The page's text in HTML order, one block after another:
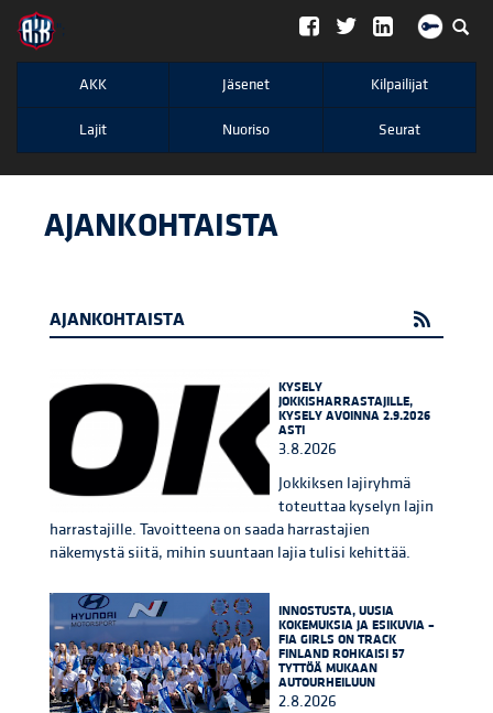
";
AKK Jäsenet Kilpailijat
Lajit Nuoriso Seurat
AJANKOHTAISTA
AJANKOHTAISTA
KYSELY
JOKKISHARRASTAJILLE,
KYSELY AVOINNA 2.9.2026
ASTI
3.8.2026
Jokkiksen lajiryhmä
toteuttaa kyselyn lajin
harrastajille. Tavoitteena on saada harrastajien
näkemystä siitä, mihin suuntaan lajia tulisi kehittää.
INNOSTUSTA, UUSIA
KOKEMUKSIA JA ESIKUVIA –
FIA GIRLS ON TRACK
FINLAND ROHKAISI 57
TYTTÖÄ MUKAAN
AUTOURHEILUUN
2.8.2026